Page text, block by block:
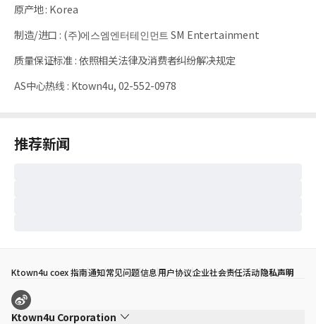
原产地: Korea
制造/进口 : (주)에스엠엔터테인먼트 SM Entertainment
质量保证标准 :依照相关法律及消费者纠纷解决规定
AS中心热线 : Ktown4u, 02-552-0978
推荐新闻
Ktown4u coex 指南通知常见问题信息用户协议企业社会责任活动隐私声明
Ktown4u Corporation